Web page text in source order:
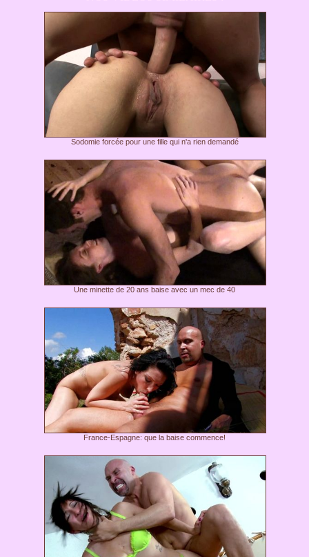
Sodomie forcée pour une fille qui n'a rien demandé
Une minette de 20 ans baise avec un mec de 40
France-Espagne: que la baise commence!